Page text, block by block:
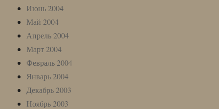
Июнь 2004
Май 2004
Апрель 2004
Март 2004
Февраль 2004
Январь 2004
Декабрь 2003
Ноябрь 2003